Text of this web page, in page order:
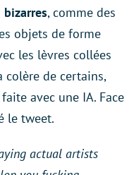
, comme des
objets de forme
les lèvres collées
colère de certains,
avec une IA. Face
le tweet.
actual artists